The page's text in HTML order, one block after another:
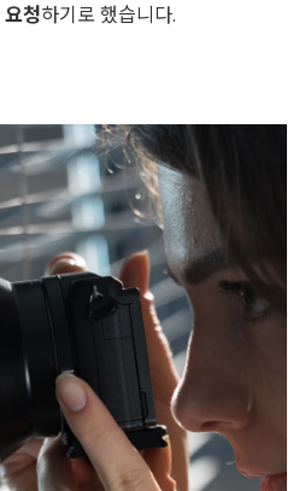
청하기로 했습니다.